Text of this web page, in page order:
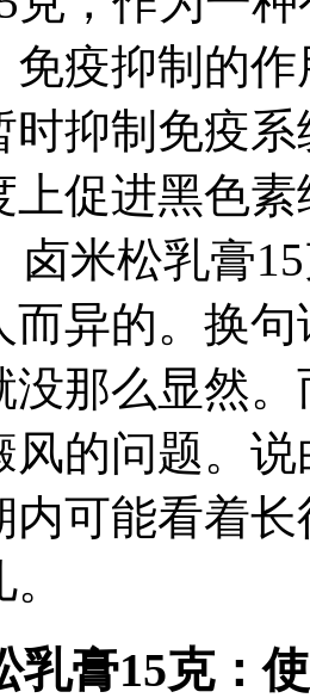
免疫抑制的
时抑制免疫
上促进黑色
卤米松乳膏
而异的。换
没那么显然
风的问题。
内可能看着
乳膏15克：